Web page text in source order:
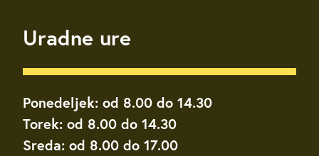
Uradne ure
Ponedeljek: od 8.00 do 14.30
Torek: od 8.00 do 14.30
Sreda: od 8.00 do 17.00